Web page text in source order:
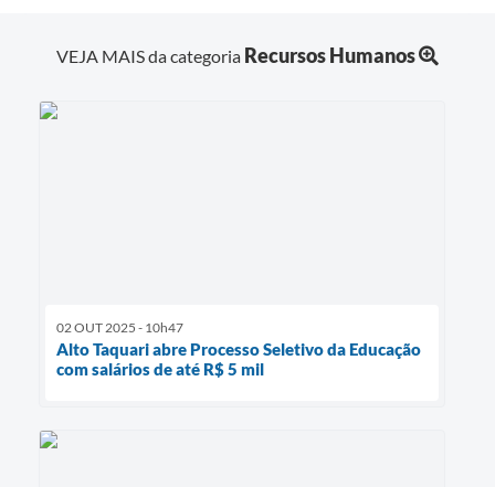
VEJA MAIS da categoria Recursos Humanos
02 OUT 2025 - 10h47
Alto Taquari abre Processo Seletivo da Educação
com salários de até R$ 5 mil